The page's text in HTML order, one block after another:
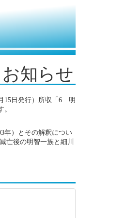
知らせ
15日発行）所収「6 明
年）とその解釈につい
亡後の明智一族と細川